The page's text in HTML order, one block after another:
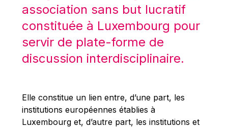
Robert Goebbels
Robert REYNDERS
Robert WEIDES
Rolf Tarrach
Tim Lankester
Timothy Radcliffe
association sans but lucratif
constituée à Luxembourg pour
servir de plate-forme de
discussion interdisciplinaire.
Elle constitue un lien entre, d’une part, les
institutions européennes établies à
Luxembourg et, d’autre part, les institutions et